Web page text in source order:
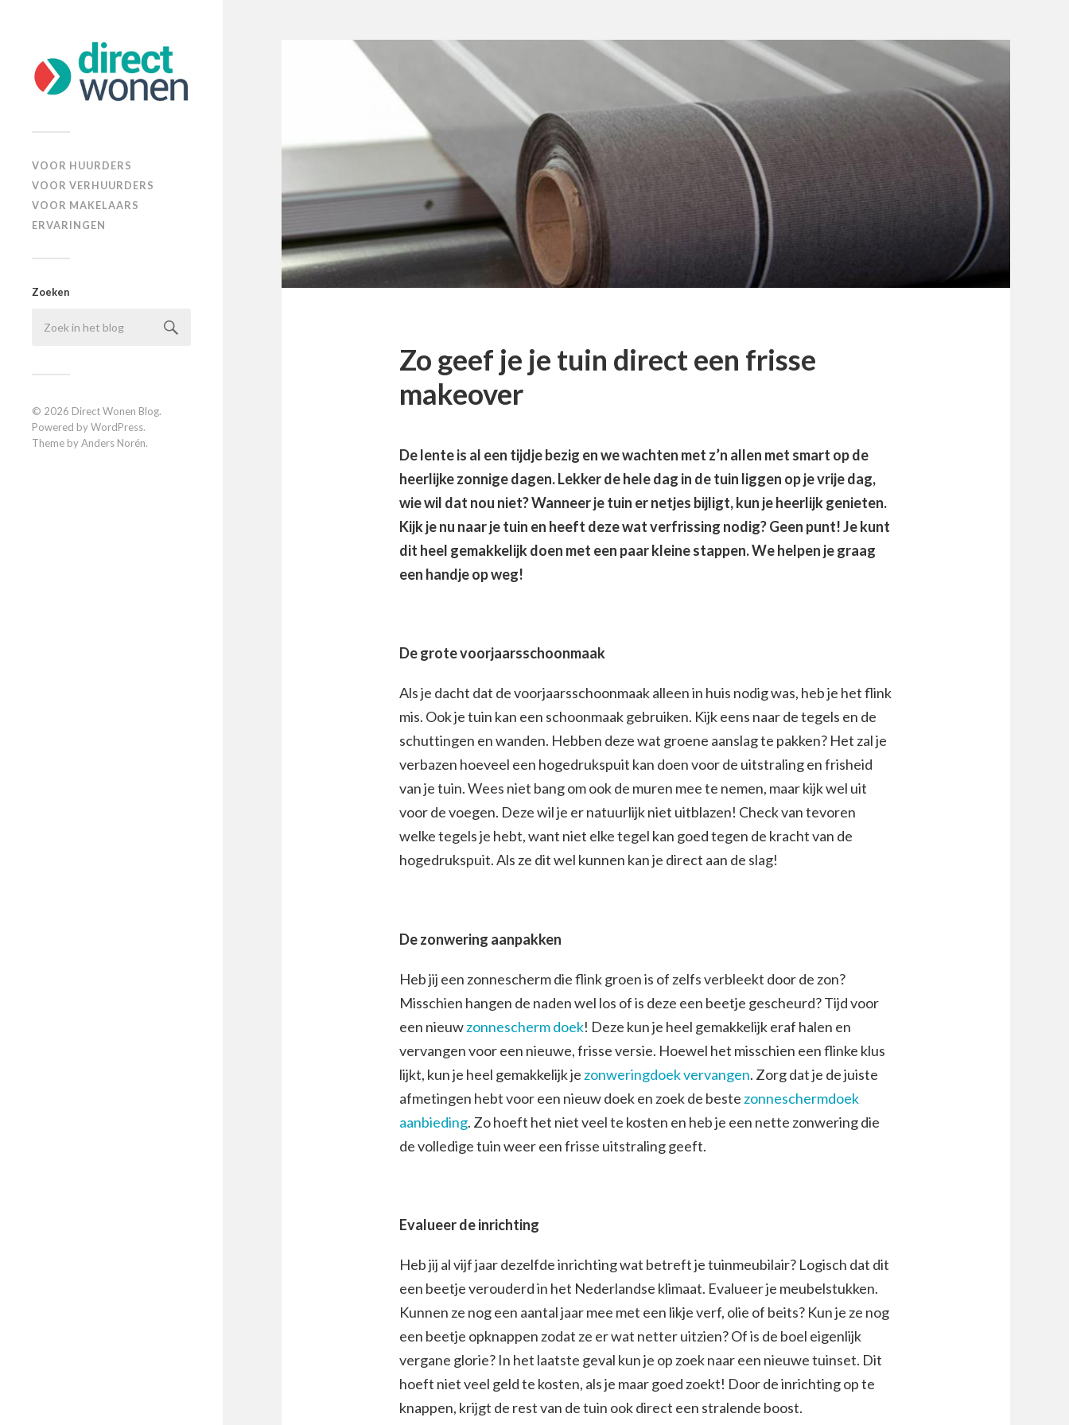
VOOR HUURDERS
VOOR VERHUURDERS
VOOR MAKELAARS
ERVARINGEN
Zoeken
© 2026 Direct Wonen Blog.
Powered byWordPress.
Theme byAnders Norén.
Zo geef je je tuin direct een frisse
makeover
De lente is al een tijdje bezig en we wachten met z’n allen met smart op de
heerlijke zonnige dagen. Lekker de hele dag in de tuin liggen op je vrije dag,
wie wil dat nou niet? Wanneer je tuin er netjes bijligt, kun je heerlijk genieten.
Kijk je nu naar je tuin en heeft deze wat verfrissing nodig? Geen punt! Je kunt
dit heel gemakkelijk doen met een paar kleine stappen. We helpen je graag
een handje op weg!
De grote voorjaarsschoonmaak
Als je dacht dat de voorjaarsschoonmaak alleen in huis nodig was, heb je het flink
mis. Ook je tuin kan een schoonmaak gebruiken. Kijk eens naar de tegels en de
schuttingen en wanden. Hebben deze wat groene aanslag te pakken? Het zal je
verbazen hoeveel een hogedrukspuit kan doen voor de uitstraling en frisheid
van je tuin. Wees niet bang om ook de muren mee te nemen, maar kijk wel uit
voor de voegen. Deze wil je er natuurlijk niet uitblazen! Check van tevoren
welke tegels je hebt, want niet elke tegel kan goed tegen de kracht van de
hogedrukspuit. Als ze dit wel kunnen kan je direct aan de slag!
De zonwering aanpakken
Heb jij een zonnescherm die flink groen is of zelfs verbleekt door de zon?
Misschien hangen de naden wel los of is deze een beetje gescheurd? Tijd voor
een nieuwzonnescherm doek! Deze kun je heel gemakkelijk eraf halen en
vervangen voor een nieuwe, frisse versie. Hoewel het misschien een flinke klus
lijkt, kun je heel gemakkelijk je zonweringdoek vervangen. Zorg dat je de juiste
afmetingen hebt voor een nieuw doek en zoek de beste zonneschermdoek
aanbieding. Zo hoeft het niet veel te kosten en heb je een nette zonwering die
de volledige tuin weer een frisse uitstraling geeft.
Evalueer de inrichting
Heb jij al vijf jaar dezelfde inrichting wat betreft je tuinmeubilair? Logisch dat dit
een beetje verouderd in het Nederlandse klimaat. Evalueer je meubelstukken.
Kunnen ze nog een aantal jaar mee met een likje verf, olie of beits? Kun je ze nog
een beetje opknappen zodat ze er wat netter uitzien? Of is de boel eigenlijk
vergane glorie? In het laatste geval kun je op zoek naar een nieuwe tuinset. Dit
hoeft niet veel geld te kosten, als je maar goed zoekt! Door de inrichting op te
knappen, krijgt de rest van de tuin ook direct een stralende boost.